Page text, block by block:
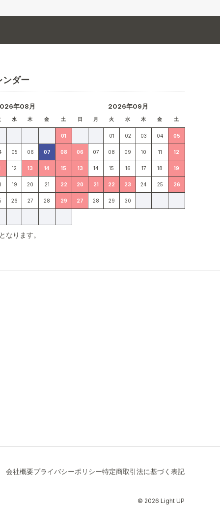
ンダー
年08月
水 木 金 土
01
05 06 07 08
12 13 14 15
19 20 21 22
26 27 28 29
2026年09月
日 月 火 水 木 金 土
01 02 03 04 05
06 07 08 09 10 11 12
13 14 15 16 17 18 19
20 21 22 23 24 25 26
27 28 29 30
なります。
会社概要プライバシーポリシー特定商取引法に基づく表記
© 2026 Light UP